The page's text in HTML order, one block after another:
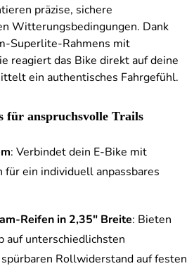
präzise, sichere
Witterungsbedingungen. Dank
Superlite-Rahmens mit
reagiert das Bike direkt auf deine
ein authentisches Fahrgefühl.
für anspruchsvolle Trails
: Verbindet dein E-Bike mit
für ein individuell anpassbares
Reifen in 2,35" Breite: Bieten
auf unterschiedlichsten
Rollwiderstand auf festen